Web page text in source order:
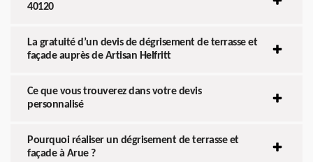
40120
La gratuité d’un devis de dégrisement de terrasse et
façade auprès de Artisan Helfritt
Ce que vous trouverez dans votre devis
personnalisé
Pourquoi réaliser un dégrisement de terrasse et
façade à Arue ?